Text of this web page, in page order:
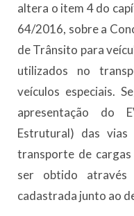
altera o item 4 do
64/2016, sobre a
de Trânsito para
utilizados no
veículos especiais.
apresentação do
Estrutural) das
transporte de
ser obtido através
cadastrada junto ao